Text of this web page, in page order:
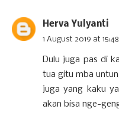
Herva Yulyanti
1 August 2019 at 15:48
Dulu juga pas di
tua gitu mba
juga yang kaku
akan bisa nge-